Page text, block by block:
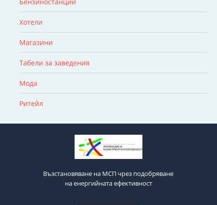
Хотели
Магазини
Табели за заведения
Мода
Ритейл
Възстановяване на МСП чрез подобряване
на енергийната ефективност